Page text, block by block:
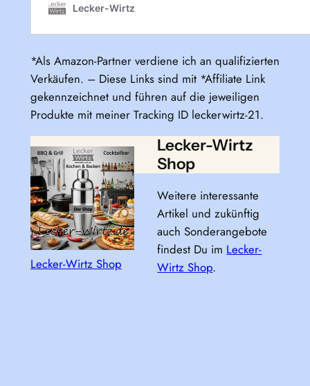
*Als Amazon-Partner verdiene ich an qualifizierten
Verkäufen. – Diese Links sind mit *Affiliate Link
gekennzeichnet und führen auf die jeweiligen
Produkte mit meiner Tracking ID leckerwirtz-21.
Lecker-Wirtz Shop
Lecker-Wirtz
Shop
Weitere interessante
Artikel und zukünftig
auch Sonderangebote
findest Du im Lecker-
Wirtz Shop.